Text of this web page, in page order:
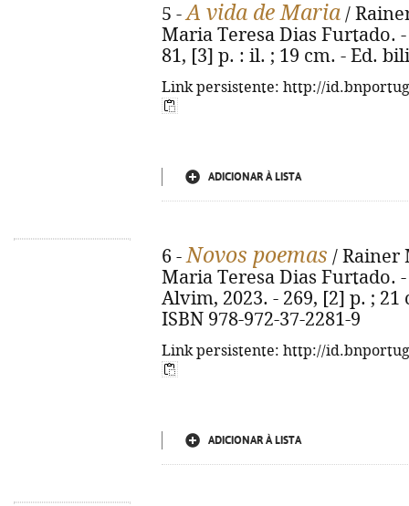
5 -A vida de Maria /
Maria Teresa Dias Furtado.
81, [3] p. : il. ; 19 cm. - Ed.
Link persistente: http://
ADICIONAR À LISTA
6 -Novos poemas / Rainer
Maria Teresa Dias Furtado.
Alvim, 2023. - 269, [2] p. ;
ISBN 978-972-37-2281-9
Link persistente: http://
ADICIONAR À LISTA